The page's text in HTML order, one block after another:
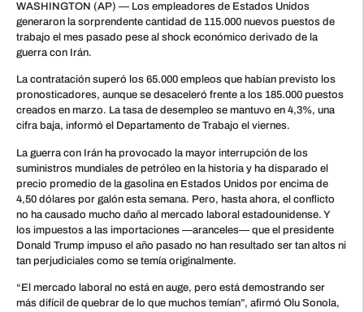
WASHINGTON (AP) — Los empleadores de Estados Unidos
generaron la sorprendente cantidad de 115.000 nuevos puestos de
trabajo el mes pasado pese al shock económico derivado de la
guerra con Irán.
La contratación superó los 65.000 empleos que habían previsto los
pronosticadores, aunque se desaceleró frente a los 185.000 puestos
creados en marzo. La tasa de desempleo se mantuvo en 4,3%, una
cifra baja, informó el Departamento de Trabajo el viernes.
La guerra con Irán ha provocado la mayor interrupción de los
suministros mundiales de petróleo en la historia y ha disparado el
precio promedio de la gasolina en Estados Unidos por encima de
4,50 dólares por galón esta semana. Pero, hasta ahora, el conflicto
no ha causado mucho daño al mercado laboral estadounidense. Y
los impuestos a las importaciones —aranceles— que el presidente
Donald Trump impuso el año pasado no han resultado ser tan altos ni
tan perjudiciales como se temía originalmente.
“El mercado laboral no está en auge, pero está demostrando ser
más difícil de quebrar de lo que muchos temían”, afirmó Olu Sonola,